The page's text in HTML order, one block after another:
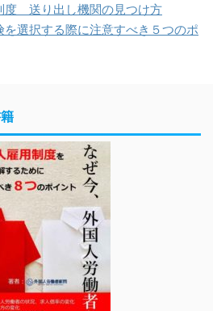
度 送り出し機関の見つけ方
選択する際に注意すべき５つのポ